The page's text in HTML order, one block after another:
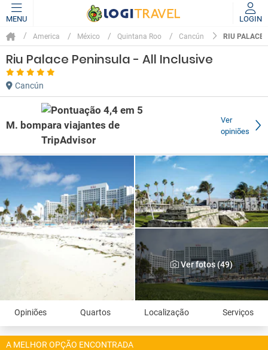
MENU LOGIN
America México Quintana Roo Cancún RIU PALACE
Riu Palace Peninsula - All Inclusive
Cancún
M. bom
Ver
opiniões
Ver fotos (49)
Opiniões Quartos Localização Serviços
A MELHOR OPÇÃO ENCONTRADA